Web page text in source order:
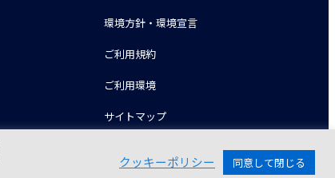
環境方針・環境宣言
ご利用規約
ご利用環境
サイトマップ
クッキーポリシー 同意して閉じる